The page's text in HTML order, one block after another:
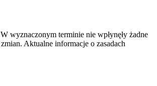
wyznaczonym terminie nie wpłynęły żadne
Aktualne informacje o zasadach